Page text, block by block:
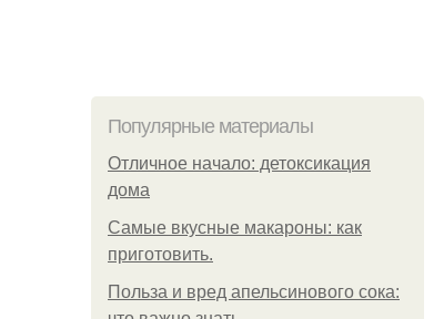
Популярные материалы
Отличное начало: детоксикация
дома
Самые вкусные макароны: как
приготовить.
Польза и вред апельсинового сока: